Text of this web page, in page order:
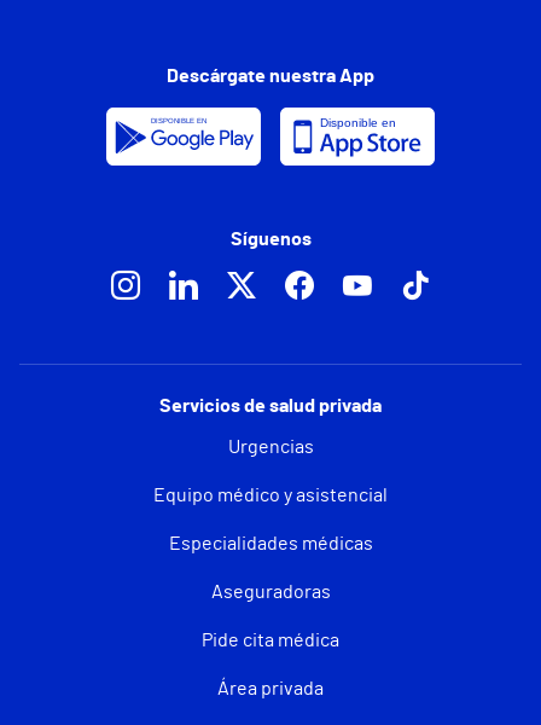
Servicios de salud privada
Urgencias
Equipo médico y asistencial
Especialidades médicas
Aseguradoras
Pide cita médica
Área privada
Descárgate nuestra App
Síguenos